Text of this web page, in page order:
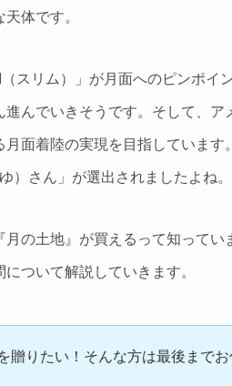
体です。
スリム）」が月面へのピンポイ
んでいきそうです。そして、ア
面着陸の実現を目指していま
）さん」が選出されましたよね。
の土地』が買えるって知って
ついて解説していきます。
贈りたい！そんな方は最後までお